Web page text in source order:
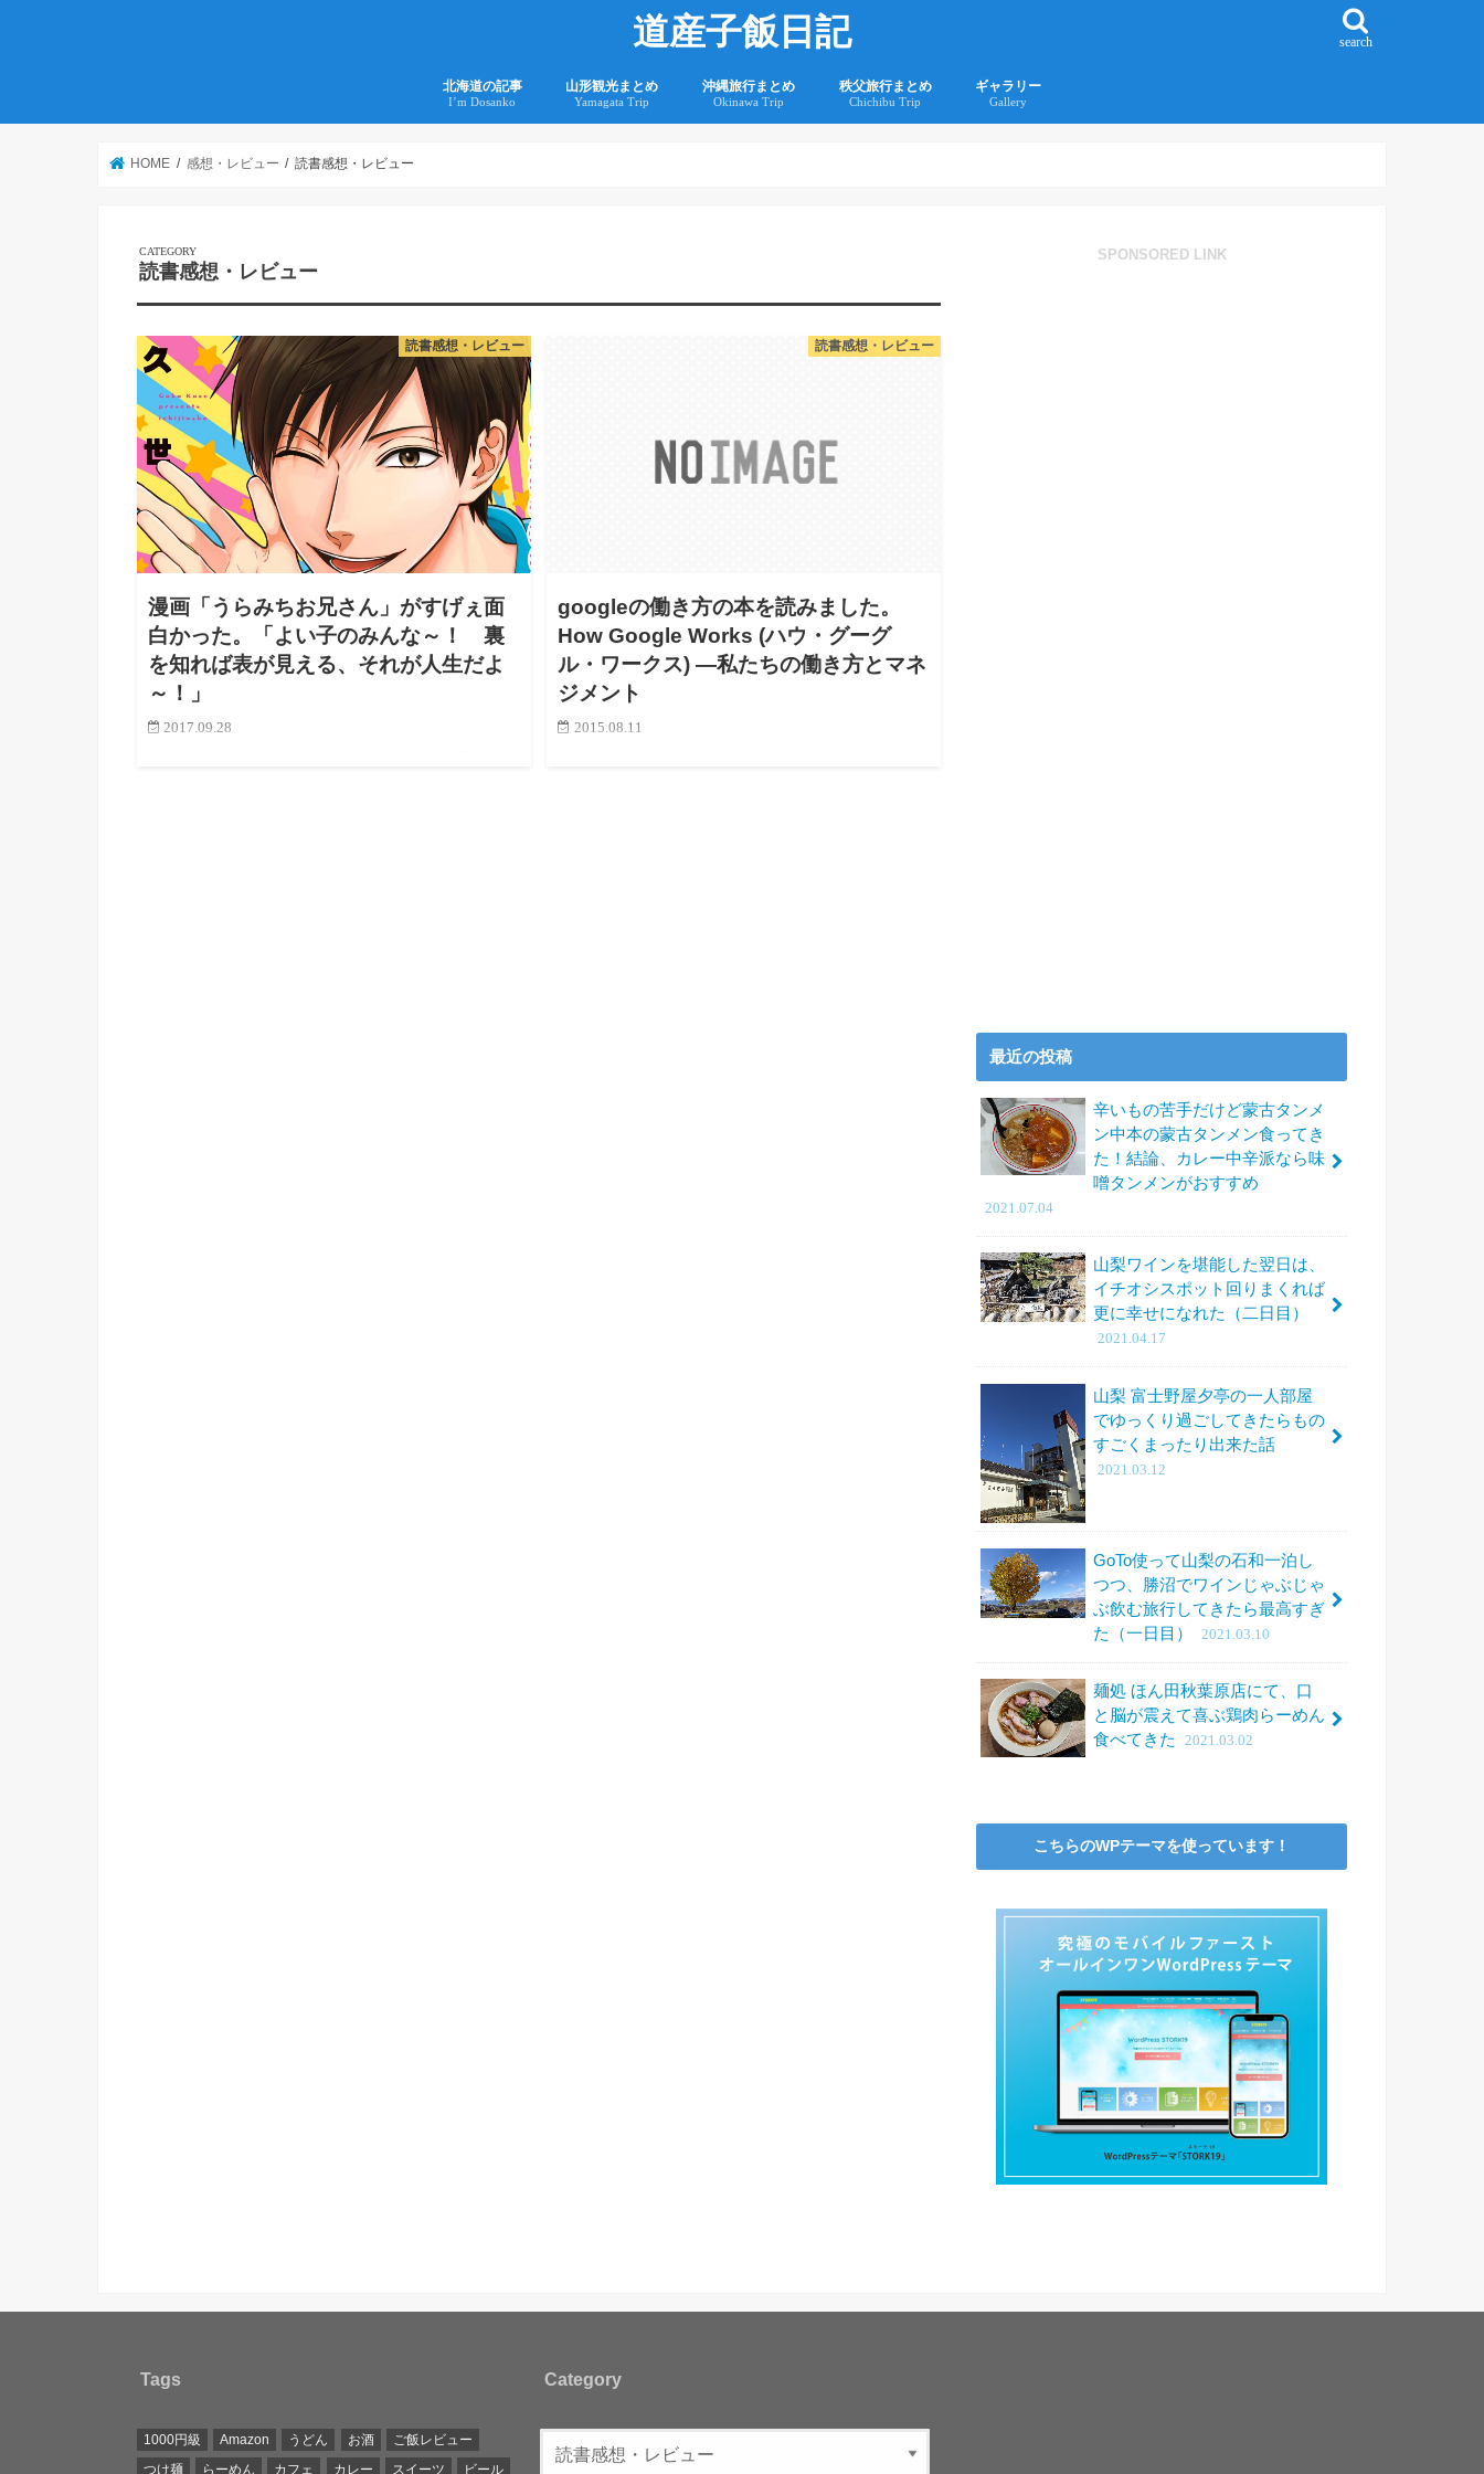
道産子飯日記 search
北海道の記事
I’m Dosanko
山形観光まとめ
Yamagata Trip
沖縄旅行まとめ
Okinawa Trip
秩父旅行まとめ
Chichibu Trip
ギャラリー
Gallery
HOME 感想・レビュー 読書感想・レビュー
読書感想・レビュー
読書感想・レビュー
漫画「うらみちお兄さん」がすげぇ面
白かった。「よい子のみんな～！ 裏
を知れば表が見える、それが人生だよ
～！」
2017.09.28
読書感想・レビュー
googleの働き方の本を読みました。
How Google Works (ハウ・グーグ
ル・ワークス) ―私たちの働き方とマネ
ジメント
2015.08.11
SPONSORED LINK
最近の投稿
辛いもの苦手だけど蒙古タンメ
ン中本の蒙古タンメン食ってき
た！結論、カレー中辛派なら味
噌タンメンがおすすめ
2021.07.04
山梨ワインを堪能した翌日は、
イチオシスポット回りまくれば
更に幸せになれた（二日目）
2021.04.17
山梨 富士野屋夕亭の一人部屋
でゆっくり過ごしてきたらもの
すごくまったり出来た話
2021.03.12
GoTo使って山梨の石和一泊し
つつ、勝沼でワインじゃぶじゃ
ぶ飲む旅行してきたら最高すぎ
た（一日目）
2021.03.10
麺処 ほん田秋葉原店にて、口
と脳が震えて喜ぶ鶏肉らーめん
食べてきた
2021.03.02
こちらのWPテーマを使っています！
Tags
1000円級 Amazon うどん お酒
ご飯レビュー
つけ麺
らーめん カフェ カレー スイーツ ビール
Category